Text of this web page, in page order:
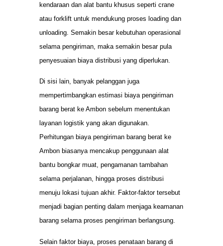
kendaraan dan alat bantu khusus seperti crane
atau forklift untuk mendukung proses loading dan
unloading. Semakin besar kebutuhan operasional
selama pengiriman, maka semakin besar pula
penyesuaian biaya distribusi yang diperlukan.
Di sisi lain, banyak pelanggan juga
mempertimbangkan estimasi biaya pengiriman
barang berat ke Ambon sebelum menentukan
layanan logistik yang akan digunakan.
Perhitungan biaya pengiriman barang berat ke
Ambon biasanya mencakup penggunaan alat
bantu bongkar muat, pengamanan tambahan
selama perjalanan, hingga proses distribusi
menuju lokasi tujuan akhir. Faktor-faktor tersebut
menjadi bagian penting dalam menjaga keamanan
barang selama proses pengiriman berlangsung.
Selain faktor biaya, proses penataan barang di